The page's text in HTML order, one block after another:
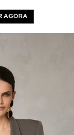
AGORA